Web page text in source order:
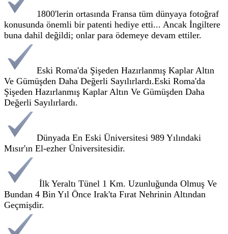
1800'lerin ortasında Fransa tüm dünyaya fotoğraf
konusunda önemli bir patenti hediye etti... Ancak İngiltere
buna dahil değildi; onlar para ödemeye devam ettiler.
Eski Roma'da Şişeden Hazırlanmış Kaplar Altın
Ve Gümüşden Daha Değerli Sayılırlardı.Eski Roma'da
Şişeden Hazırlanmış Kaplar Altın Ve Gümüşden Daha
Değerli Sayılırlardı.
Dünyada En Eski Üniversitesi 989 Yılındaki
Mısır'ın El-ezher Üniversitesidir.
İlk Yeraltı Tünel 1 Km. Uzunluğunda Olmuş Ve
Bundan 4 Bin Yıl Önce Irak'ta Fırat Nehrinin Altından
Geçmişdir.